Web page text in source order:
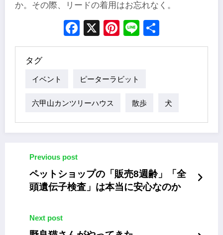
か。その際、リードの着用はお忘れなく。
Facebook
X Pinterest
Line
タグ
イベント ピーターラビット
六甲山カンツリーハウス 散歩 犬
Previous post
ペットショップの「販売8週齢」「全
頭遺伝子検査」は本当に安心なのか
Next post